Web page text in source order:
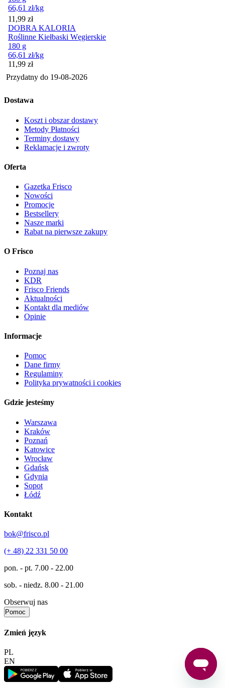
66,61 zł/kg
Cena
11,99 zł
DOBRA KALORIA
Roślinne Kiełbaski Węgierskie
180 g
66,61 zł/kg
Cena
11,99 zł
Przydatny do 19-08-2026
Dostawa
Koszt i obszar dostawy
Metody Płatności
Terminy dostawy
Reklamacje i zwroty
Oferta
Gazetka Frisco
Nowości
Promocje
Bestsellery
Nasze marki
Rabat na pierwsze zakupy
O Frisco
Poznaj nas
KDR
Frisco Friends
Aktualności
Kontakt dla mediów
Opinie
Informacje
Pomoc
Dane firmy
Regulaminy
Polityka prywatności i cookies
Gdzie jesteśmy
Warszawa
Kraków
Poznań
Katowice
Wrocław
Gdańsk
Gdynia
Sopot
Łódź
Kontakt
bok@frisco.pl
(+ 48) 22 331 50 00
pon. - pt. 7.00 - 22.00
sob. - niedz. 8.00 - 21.00
Obserwuj nas
Pomoc
Zmień język
PL
EN